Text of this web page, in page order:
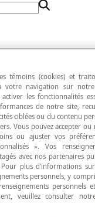
l'arithmétique
denombres
modulonou
inférieurs àn, on
– 1). Les
système sont les
témoins (cookies) et
votre navigation sur
les fonctionnalités
de notre site,
ciblées ou du contenu
Vous pouvez accepter
ou ajuster vos
». Vos
avec nos partenaires
plus d’informations
personnels, y
personnels
veuillez consulter